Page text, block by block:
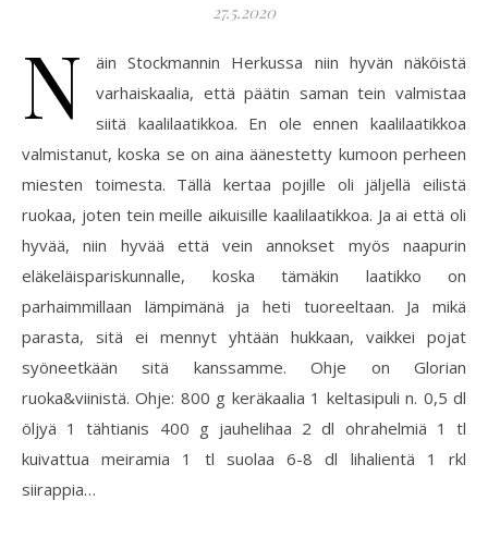
27.5.2020
N
äin Stockmannin Herkussa niin hyvän näköistä
varhaiskaalia, että päätin saman tein valmistaa
siitä kaalilaatikkoa. En ole ennen kaalilaatikkoa
valmistanut, koska se on aina äänestetty kumoon perheen
miesten toimesta. Tällä kertaa pojille oli jäljellä eilistä
ruokaa, joten tein meille aikuisille kaalilaatikkoa. Ja ai että oli
hyvää, niin hyvää että vein annokset myös naapurin
eläkeläispariskunnalle, koska tämäkin laatikko on
parhaimmillaan lämpimänä ja heti tuoreeltaan. Ja mikä
parasta, sitä ei mennyt yhtään hukkaan, vaikkei pojat
syöneetkään sitä kanssamme. Ohje on Glorian
ruoka&viinistä. Ohje: 800 g keräkaalia 1 keltasipuli n. 0,5 dl
öljyä 1 tähtianis 400 g jauhelihaa 2 dl ohrahelmiä 1 tl
kuivattua meiramia 1 tl suolaa 6-8 dl lihalientä 1 rkl
siirappia…